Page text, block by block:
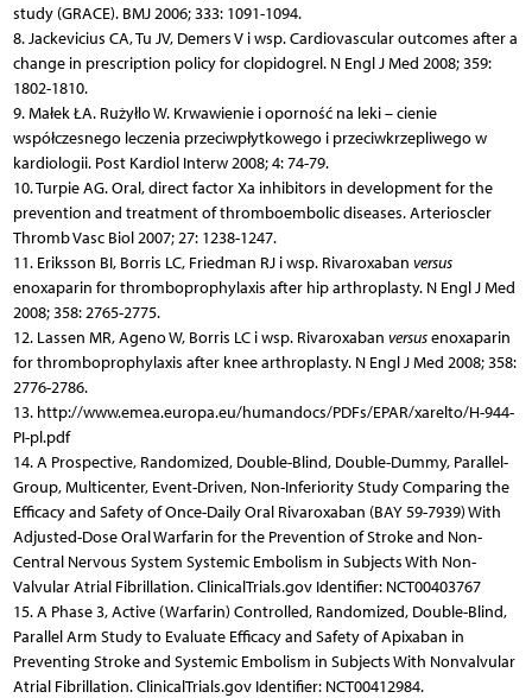
study (GRACE). BMJ 2006; 333: 1091-1094.
8. Jackevicius CA, Tu JV, Demers V i wsp. Cardiovascular outcomes after a
change in prescription policy for clopidogrel. N Engl J Med 2008; 359:
1802-1810.
9. Małek ŁA. Rużyłlo W. Krwawienie i oporność na leki – cienie
współczesnego leczenia przeciwpłytkowego i przeciwkrzepliwego w
kardiologii. Post Kardiol Interw 2008; 4: 74-79.
10. Turpie AG. Oral, direct factor Xa inhibitors in development for the
prevention and treatment of thromboembolic diseases. Arterioscler
Thromb Vasc Biol 2007; 27: 1238-1247.
11. Eriksson BI, Borris LC, Friedman RJ i wsp. Rivaroxaban versus
enoxaparin for thromboprophylaxis after hip arthroplasty. N Engl J Med
2008; 358: 2765-2775.
12. Lassen MR, Ageno W, Borris LC i wsp. Rivaroxaban versusenoxaparin
for thromboprophylaxis after knee arthroplasty. N Engl J Med 2008; 358:
2776-2786.
13. http://www.emea.europa.eu/humandocs/PDFs/EPAR/xarelto/H-944-
PI-pl.pdf
14. A Prospective, Randomized, Double-Blind, Double-Dummy, Parallel-
Group, Multicenter, Event-Driven, Non-Inferiority Study Comparing the
Efficacy and Safety of Once-Daily Oral Rivaroxaban (BAY 59-7939) With
Adjusted-Dose Oral Warfarin for the Prevention of Stroke and Non-
Central Nervous System Systemic Embolism in Subjects With Non-
Valvular Atrial Fibrillation. ClinicalTrials.gov Identifier: NCT00403767
15. A Phase 3, Active (Warfarin) Controlled, Randomized, Double-Blind,
Parallel Arm Study to Evaluate Efficacy and Safety of Apixaban in
Preventing Stroke and Systemic Embolism in Subjects With Nonvalvular
Atrial Fibrillation. ClinicalTrials.gov Identifier: NCT00412984.